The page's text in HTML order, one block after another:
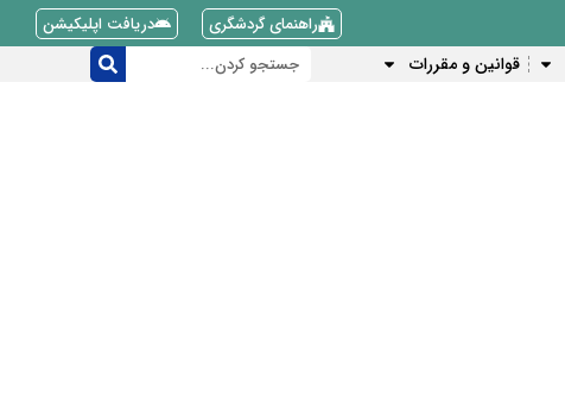
راهنمای گردشگری دریافت اپلیکیشن
قوانین و مقررات